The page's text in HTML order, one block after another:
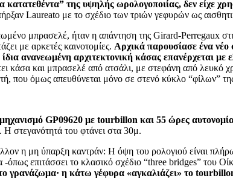
της υψηλής ωρολογοποιίας, δεν είχε
Laureato με το σχέδιο των τριών γεφυρών ως
μπρασελέ, ήταν η απάντηση της Girard-Perregaux
με αρκετές καινοτομίες. Αρχικά παρουσίασε ένα
ανανεωμένη αρχιτεκτονική κάσας επανέρχεται
κάσα και μπρασελέ από ατσάλι, με στεφάνη από λευκό
που όμως απευθύνεται μόνο σε στενό κύκλο “φίλων”
μηχανισμό GP09620 με tourbillon και 55 ώρες
στεγανότητά του φτάνει στα 30μ.
η μη ύπαρξη καντράν: Η όψη του ρολογιού είναι
όπως επιτάσσει το κλασικό σχέδιο “three bridges” του
γρανάζωμα· η κάτω γέφυρα «αγκαλιάζει» το